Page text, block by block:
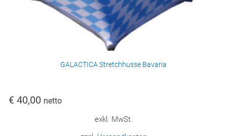
GALACTICA Stretchhusse Bavaria
€ 40,00 netto
exkl. MwSt.